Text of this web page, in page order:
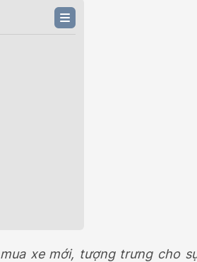
xe mới, tượng trưng cho